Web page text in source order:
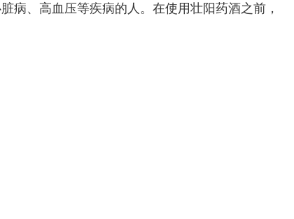
病、高血压等疾病的人。在使用壮阳药酒之前，